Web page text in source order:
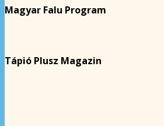
Magyar Falu Program
Tápió Plusz Magazin